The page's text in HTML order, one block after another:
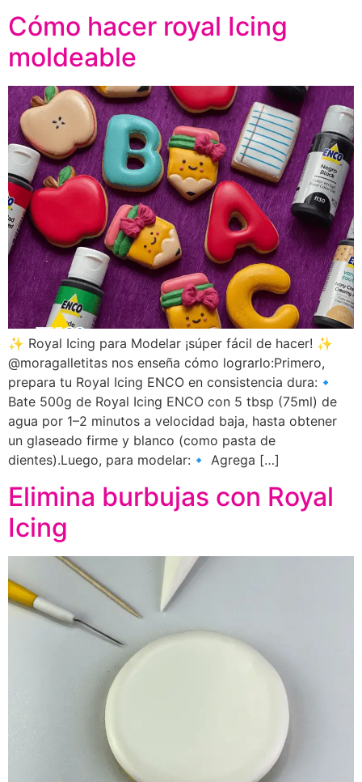
Cómo hacer royal Icing
moldeable
✨ Royal Icing para Modelar ¡súper fácil de hacer! ✨
@moragalletitas nos enseña cómo lograrlo:Primero,
prepara tu Royal Icing ENCO en consistencia dura:🔹
Bate 500g de Royal Icing ENCO con 5 tbsp (75ml) de
agua por 1–2 minutos a velocidad baja, hasta obtener
un glaseado firme y blanco (como pasta de
dientes).Luego, para modelar:🔹 Agrega […]
Elimina burbujas con Royal
Icing